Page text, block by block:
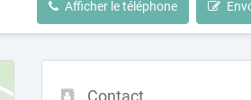
Afficher le téléphone
Contact